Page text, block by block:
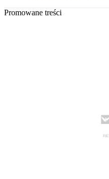
Promowane treści